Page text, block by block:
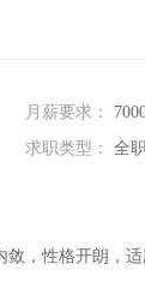
月薪要求：
求职类型：
全
，性格开朗，